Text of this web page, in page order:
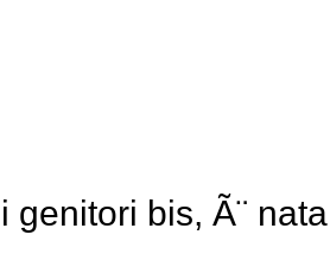
genitori bis, Ã¨ nata